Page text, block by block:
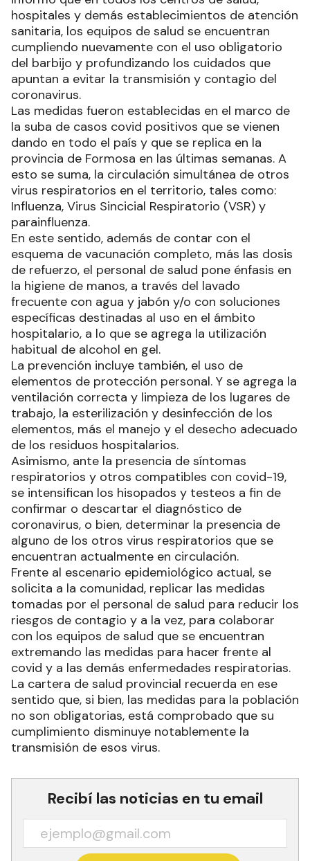
hospitales y demás establecimientos de atención
sanitaria, los equipos de salud se encuentran
cumpliendo nuevamente con el uso obligatorio
del barbijo y profundizando los cuidados que
apuntan a evitar la transmisión y contagio del
coronavirus.
Las medidas fueron establecidas en el marco de
la suba de casos covid positivos que se vienen
dando en todo el país y que se replica en la
provincia de Formosa en las últimas semanas. A
esto se suma, la circulación simultánea de otros
virus respiratorios en el territorio, tales como:
Influenza, Virus Sincicial Respiratorio (VSR) y
parainfluenza.
En este sentido, además de contar con el
esquema de vacunación completo, más las dosis
de refuerzo, el personal de salud pone énfasis en
la higiene de manos, a través del lavado
frecuente con agua y jabón y/o con soluciones
específicas destinadas al uso en el ámbito
hospitalario, a lo que se agrega la utilización
habitual de alcohol en gel.
La prevención incluye también, el uso de
elementos de protección personal. Y se agrega la
ventilación correcta y limpieza de los lugares de
trabajo, la esterilización y desinfección de los
elementos, más el manejo y el desecho adecuado
de los residuos hospitalarios.
Asimismo, ante la presencia de síntomas
respiratorios y otros compatibles con covid-19,
se intensifican los hisopados y testeos a fin de
confirmar o descartar el diagnóstico de
coronavirus, o bien, determinar la presencia de
alguno de los otros virus respiratorios que se
encuentran actualmente en circulación.
Frente al escenario epidemiológico actual, se
solicita a la comunidad, replicar las medidas
tomadas por el personal de salud para reducir los
riesgos de contagio y a la vez, para colaborar
con los equipos de salud que se encuentran
extremando las medidas para hacer frente al
covid y a las demás enfermedades respiratorias.
La cartera de salud provincial recuerda en ese
sentido que, si bien, las medidas para la población
no son obligatorias, está comprobado que su
cumplimiento disminuye notablemente la
transmisión de esos virus.
Recibí las noticias en tu email